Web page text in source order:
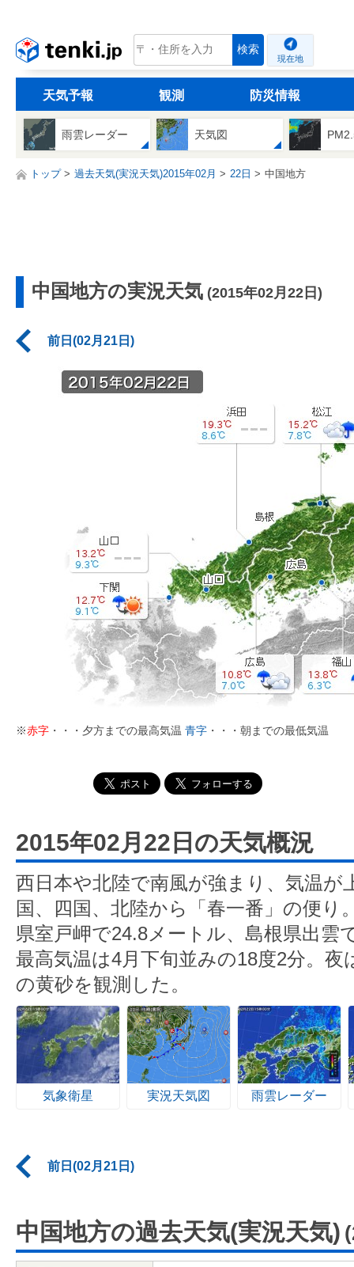
tenki.jp 検索
現在地
天気予報 観測 防災情報
雨雲レーダー 天気図
トップ 過去天気(実況天気)2015年02月 22日 中国地方
中国地方の実況天気 (2015年02月22日)
前日(02月21日)
※赤字 ・・・夕方までの最高気温 青字 ・・・朝までの最低気温
2015年02月22日の天気概況
西日本や北陸で南風が強まり、気温が
国、四国、北陸から「春一番」の便り
県室戸岬で24.8メートル、島根県出雲
最高気温は4月下旬並みの18度2分。夜
の黄砂を観測した。
気象衛星 実況天気図 雨雲レーダー
前日(02月21日)
中国地方の過去天気(実況天気)